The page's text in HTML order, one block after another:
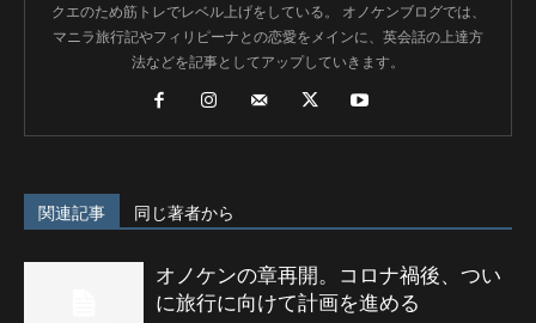
クエのため筋トレでレベル上げをしている。 オノケンブログでは、
マニラ旅行記やフィリピーナとの恋愛をメインに、英会話の上達方
法などを記事としてアップしていきます。
関連記事 同じ著者から
オノケンの章再開。コロナ禍後、つい
に旅行に向けて計画を進める